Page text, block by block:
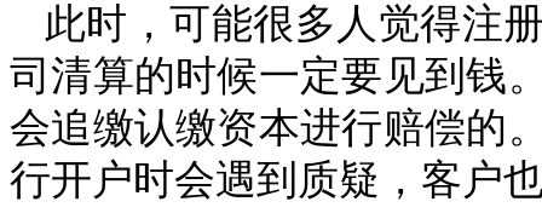
此时，可能很多人觉得注
司清算的时候一定要见到钱
会追缴认缴资本进行赔偿的
行开户时会遇到质疑，客户